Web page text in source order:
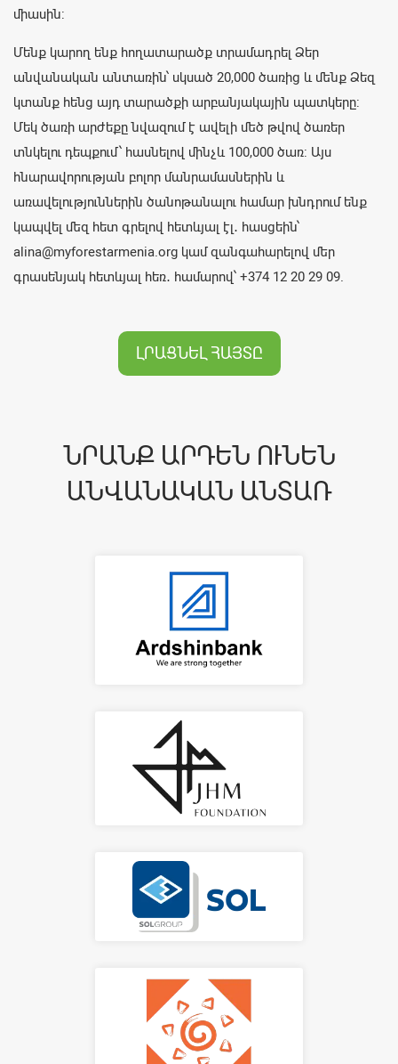
միասին:
Մենք կարող ենք հողատարածք տրամադրել Ձեր
անվանական անտառին՝ սկսած 20,000 ծառից և մենք Ձեզ
կտանք հենց այդ տարածքի արբանյակային պատկերը:
Մեկ ծառի արժեքը նվազում է ավելի մեծ թվով ծառեր
տնկելու դեպքում՝ հասնելով մինչև 100,000 ծառ: Այս
հնարավորության բոլոր մանրամասներին և
առավելություններին ծանոթանալու համար խնդրում ենք
կապվել մեզ հետ գրելով հետևյալ էլ․ հասցեին՝
alina@myforestarmenia.org կամ զանգահարելով մեր
գրասենյակ հետևյալ հեռ․ համարով՝ +374 12 20 29 09.
ԼՐԱՑՆԵԼ ՀԱՅՏԸ
ՆՐԱՆՔ ԱՐԴԵՆ ՈՒՆԵՆ
ԱՆՎԱՆԱԿԱՆ ԱՆՏԱՌ